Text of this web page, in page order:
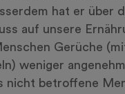
hat er über
auf unsere
Gerüche
weniger
nicht betroffene